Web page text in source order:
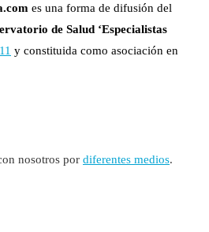
es una forma de difusión del
de Salud ‘Especialistas
y constituida como asociación en
nosotros por diferentes medios.